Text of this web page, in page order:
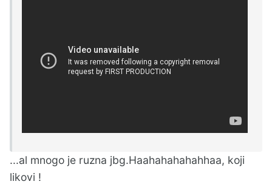
...al mnogo je ruzna jbg.Haahahahahahhaa, koji
likovi !